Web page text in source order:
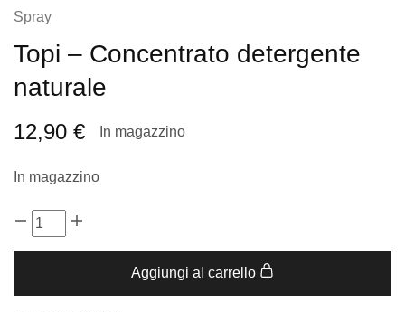
Spray
Topi – Concentrato detergente
naturale
12,90 € In magazzino
In magazzino
Aggiungi al carrello